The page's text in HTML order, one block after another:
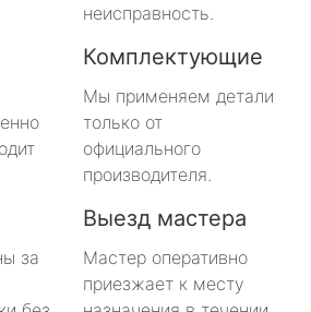
неисправность.
Комплектующие
Мы применяем детали
только от
официального
производителя.
за
Выезд мастера
Мастер оперативно
приезжает к месту